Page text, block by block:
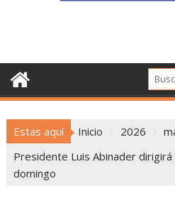
Estas aquí Inicio 2026
Presidente Luis Abinader
domingo